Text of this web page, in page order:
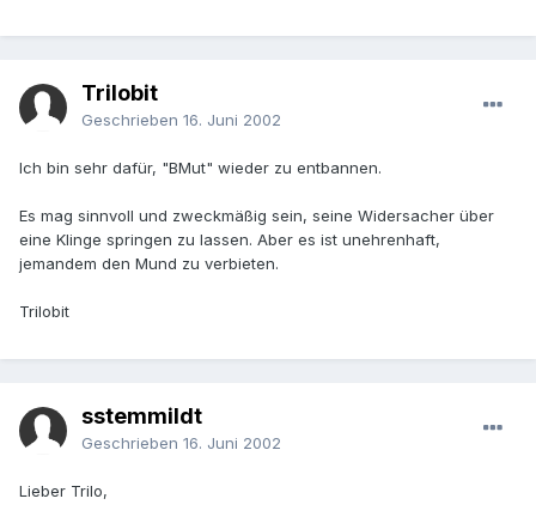
Trilobit
Geschrieben 16. Juni 2002
Ich bin sehr dafür, "BMut" wieder zu entbannen.
Es mag sinnvoll und zweckmäßig sein, seine Widersacher über
eine Klinge springen zu lassen. Aber es ist unehrenhaft,
jemandem den Mund zu verbieten.
Trilobit
sstemmildt
Geschrieben 16. Juni 2002
Lieber Trilo,